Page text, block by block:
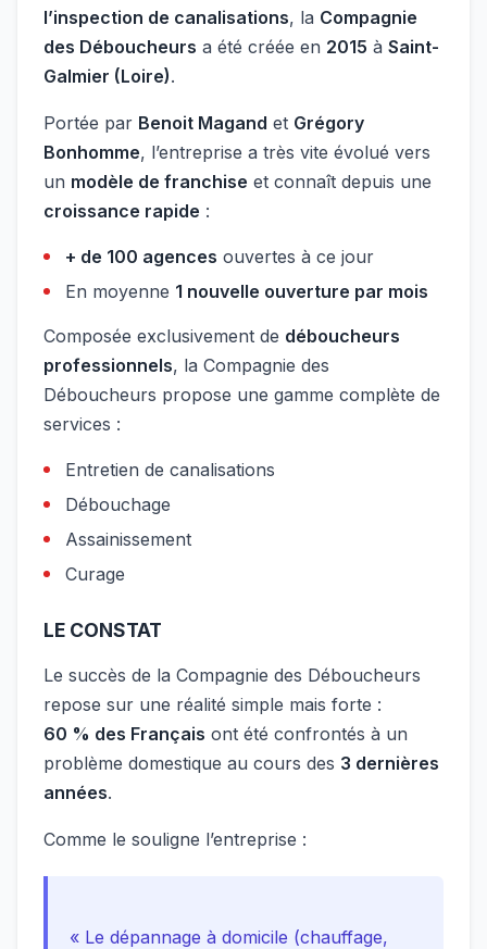
l’inspection de canalisations, la Compagnie
des Déboucheurs a été créée en 2015 à Saint-
Galmier (Loire).
Portée par Benoit Magand et Grégory
Bonhomme, l’entreprise a très vite évolué vers
un modèle de franchise et connaît depuis une
croissance rapide :
+ de 100 agences ouvertes à ce jour
En moyenne 1 nouvelle ouverture par mois
Composée exclusivement de déboucheurs
professionnels, la Compagnie des
Déboucheurs propose une gamme complète de
services :
Entretien de canalisations
Débouchage
Assainissement
Curage
LE CONSTAT
Le succès de la Compagnie des Déboucheurs
repose sur une réalité simple mais forte :
60 % des Français ont été confrontés à un
problème domestique au cours des 3 dernières
années.
Comme le souligne l’entreprise :
« Le dépannage à domicile (chauffage,